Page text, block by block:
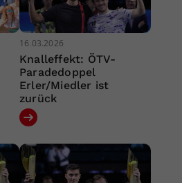
16.03.2026
Knalleffekt: ÖTV-
Paradedoppel
Erler/Miedler ist
zurück